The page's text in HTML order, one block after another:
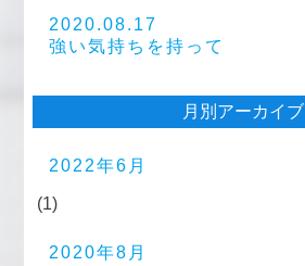
2020.08.17
強い気持ちを持って
月別アーカイブ
2022年6月
(1)
2020年8月